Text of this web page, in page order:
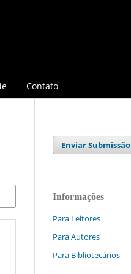
Contato
Enviar Submissão
Informações
Para Leitores
Para Autores
Para Bibliotecários